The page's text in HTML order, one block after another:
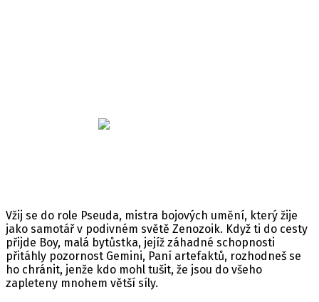
Vžij se do role Pseuda, mistra bojových umění, který žije
jako samotář v podivném světě Zenozoik. Když ti do cesty
přijde Boy, malá bytůstka, jejíž záhadné schopnosti
přitáhly pozornost Gemini, Paní artefaktů, rozhodneš se
ho chránit, jenže kdo mohl tušit, že jsou do všeho
zapleteny mnohem větší síly.